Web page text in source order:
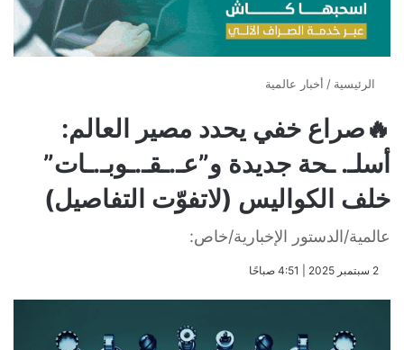
الرئيسية / أخبار عالمية
🔥صراع خفي يحدد مصير العالم:
أسلـ. ـحة جديدة و”عـ.ـقـ.ـوبـ.ـات”
خلف الكواليس (لاتفوّت التفاصيل)
عالمية/الدستور الإخبارية/خاص:
​2 سبتمبر 2025 | 4:51 صباحًا